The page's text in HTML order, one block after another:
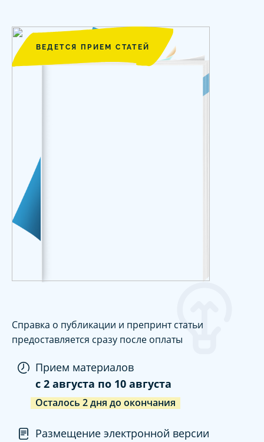
ВЕДЕТСЯ ПРИЕМ СТАТЕЙ
Справка о публикации и препринт статьи
предоставляется сразу после оплаты
Прием материалов
c 2 августа по 10 августа
Осталось 2дня до окончания
Размещение электронной версии